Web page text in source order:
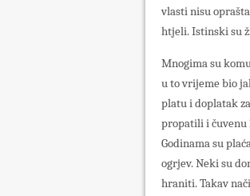
vlasti nisu
htjeli. Istinski su
Mnogima su
u to vrijeme bio
platu i doplatak
propatili i čuvenu
Godinama su
ogrjev. Neki su
hraniti. Takav